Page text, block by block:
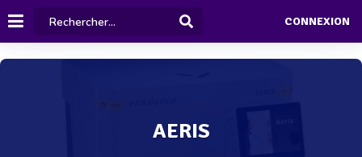
CONNEXION
AERIS